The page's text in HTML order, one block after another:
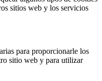
sitios web y los servicios
para proporcionarle los
sitio web y para utilizar